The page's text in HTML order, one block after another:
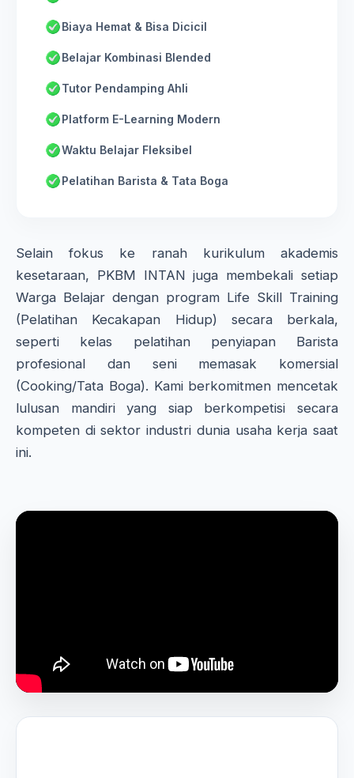
Biaya Hemat & Bisa Dicicil
Belajar Kombinasi Blended
Tutor Pendamping Ahli
Platform E-Learning Modern
Waktu Belajar Fleksibel
Pelatihan Barista & Tata Boga
Selain fokus ke ranah kurikulum akademis
kesetaraan, PKBM INTAN juga membekali setiap
Warga Belajar dengan program Life Skill Training
(Pelatihan Kecakapan Hidup) secara berkala,
seperti kelas pelatihan penyiapan Barista
profesional dan seni memasak komersial
(Cooking/Tata Boga). Kami berkomitmen mencetak
lulusan mandiri yang siap berkompetisi secara
kompeten di sektor industri dunia usaha kerja saat
ini.